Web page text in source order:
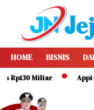
HOME BISNIS
Miliar Appi-